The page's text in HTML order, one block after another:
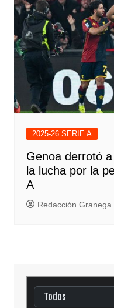
2025-26 SERIE A
Genoa derrotó
la lucha por la
A
Redacción Granega